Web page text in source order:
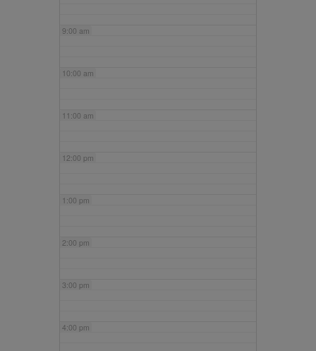
9:00 am
10:00 am
11:00 am
12:00 pm
1:00 pm
2:00 pm
3:00 pm
4:00 pm